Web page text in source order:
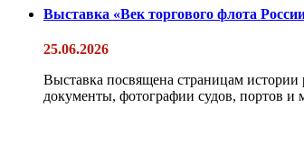
Выставка «Век торгового флота
25.06.2026
Выставка посвящена страницам истории
документы, фотографии судов, портов и